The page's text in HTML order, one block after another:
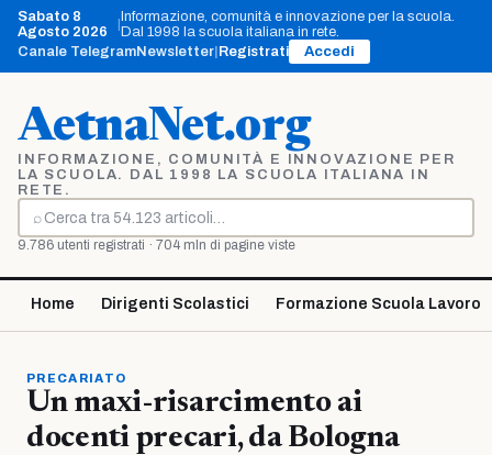
Vai
contenuto
Sabato 8
Agosto 2026
Informazione, comunità e innovazione per la scuola.
Dal 1998 la scuola italiana in rete.
Canale TelegramNewsletter Registrati Accedi
AetnaNet.org
INFORMAZIONE, COMUNITÀ E INNOVAZIONE PER
LA SCUOLA. DAL 1998 LA SCUOLA ITALIANA IN
RETE.
⌕
Cerca
9.786 utenti registrati · 704 mln di pagine viste
Home Dirigenti Scolastici Formazione Scuola Lavoro
PRECARIATO
Un maxi-risarcimento ai
docenti precari, da Bologna